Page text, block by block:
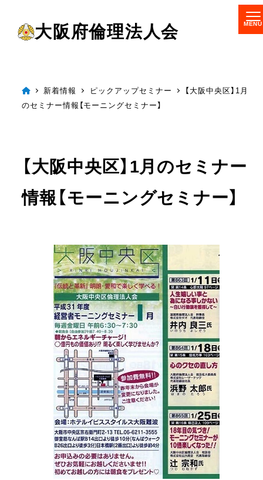
大阪府倫理法人会
新着情報 ピックアップセミナー
【大阪中央区】1月
のセミナー情報【モーニングセミナー】
【大阪中央区】1月のセミナー
情報【モーニングセミナー】